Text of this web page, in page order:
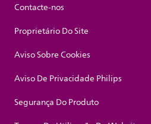
Contacte-nos
Proprietário Do Site
Aviso Sobre Cookies
Aviso De Privacidade Philips
Segurança Do Produto